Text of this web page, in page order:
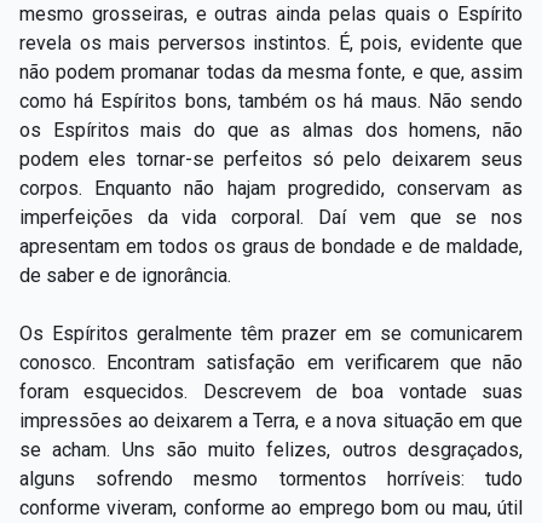
mesmo grosseiras, e outras ainda pelas quais o Espírito
revela os mais perversos instintos. É, pois, evidente que
não podem promanar todas da mesma fonte, e que, assim
como há Espíritos bons, também os há maus. Não sendo
os Espíritos mais do que as almas dos homens, não
podem eles tornar-se perfeitos só pelo deixarem seus
corpos. Enquanto não hajam progredido, conservam as
imperfeições da vida corporal. Daí vem que se nos
apresentam em todos os graus de bondade e de maldade,
de saber e de ignorância.
Os Espíritos geralmente têm prazer em se comunicarem
conosco. Encontram satisfação em verificarem que não
foram esquecidos. Descrevem de boa vontade suas
impressões ao deixarem a Terra, e a nova situação em que
se acham. Uns são muito felizes, outros desgraçados,
alguns sofrendo mesmo tormentos horríveis: tudo
conforme viveram, conforme ao emprego bom ou mau, útil